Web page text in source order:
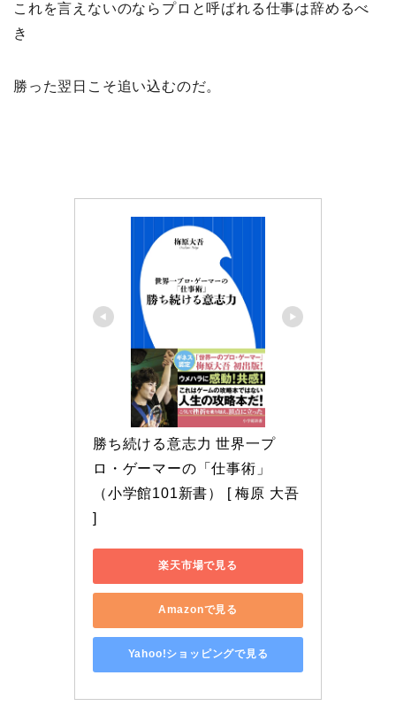
これを言えないのならプロと呼ばれる仕事は辞めるべ
き
勝った翌日こそ追い込むのだ。
勝ち続ける意志力 世界一プ
ロ・ゲーマーの「仕事術」
（小学館101新書） [ 梅原 大吾
]
楽天市場で見る
Amazonで見る
Yahoo!ショッピングで見る